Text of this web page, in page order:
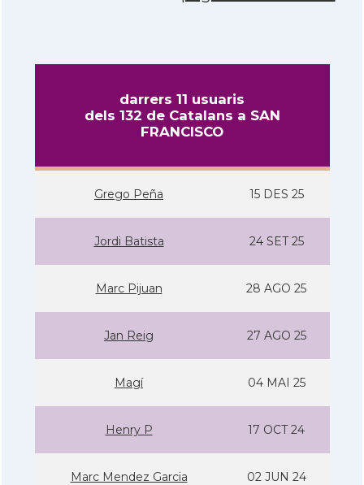
darrers 11 usuaris
dels 132 de Catalans a SAN
FRANCISCO
Grego Peña 15 DES 25
Jordi Batista 24 SET 25
Marc Pijuan 28 AGO 25
Jan Reig 27 AGO 25
Magí 04 MAI 25
Henry P 17 OCT 24
Marc Mendez Garcia 02 JUN 24